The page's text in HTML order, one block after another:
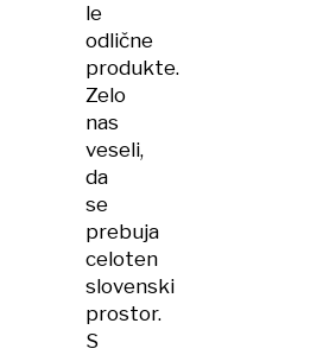
le
odlične
produkte.
Zelo
nas
veseli,
da
se
prebuja
celoten
slovenski
prostor.
S